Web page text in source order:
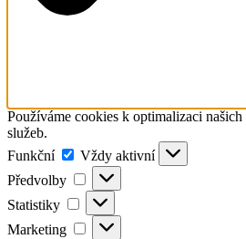
Používáme cookies k optimalizaci
služeb.
Funkční
Funkční
Vždy aktivní
Předvolby
Předvolby
Statistiky Statistiky
Marketing Marketing